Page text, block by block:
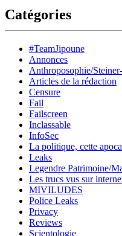
Catégories
#TeamJipoune
Annonces
Anthroposophie/
Articles de la rédaction
Censure
Fail
Failscreen
Inclassable
InfoSec
La politique, cette
Leaks
Legendre Patrimoine/
Les trucs vus sur
MIVILUDES
Police Leaks
Privacy
Reviews
Scientologie